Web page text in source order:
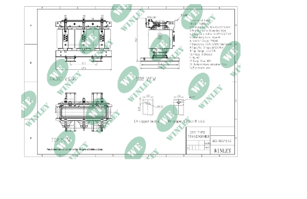
Sekundärspannung
Frequenz
Vektorgruppe
Kühlmethode
Isolierklasse Klasse F, 155 °C
Temperaturanstieg